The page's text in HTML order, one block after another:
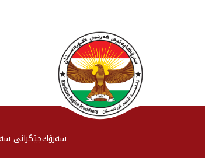
سەرۆكجێگرانی